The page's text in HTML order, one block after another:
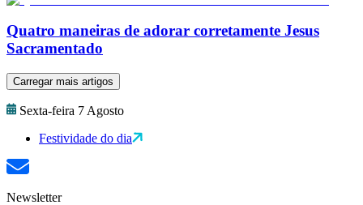
Quatro maneiras de adorar corretamente Jesus
Sacramentado
Carregar mais artigos
Sexta-feira 7 Agosto
Festividade do dia
Newsletter